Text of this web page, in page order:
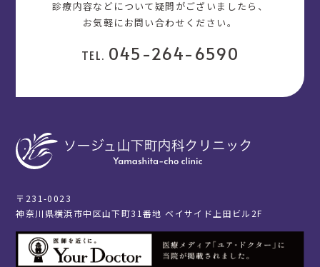
診療内容などについて疑問がございましたら、
お気軽にお問い合わせください。
TEL. 045-264-6590
〒231-0023
神奈川県横浜市中区山下町31番地 ベイサイド上田ビル2F